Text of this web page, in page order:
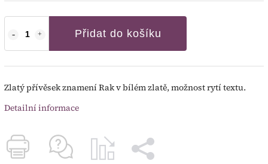
Přidat do košíku
Zlatý přívěsek znamení Rak v bílém zlatě, možnost rytí textu.
Detailní informace